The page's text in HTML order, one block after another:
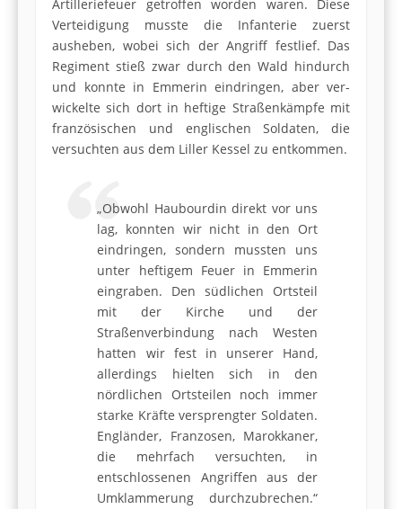
Artilleriefeuer getroffen worden waren. Diese
Verteidigung musste die Infanterie zuerst
ausheben, wobei sich der Angriff festlief. Das
Regiment stieß zwar durch den Wald hindurch
und konnte in Emmerin eindringen, aber ver­
wickelte sich dort in heftige Straßenkämpfe mit
französischen und englischen Soldaten, die
versuchten aus dem Liller Kessel zu entkommen.
„Obwohl Haubourdin direkt vor uns
lag, konnten wir nicht in den Ort
eindringen, sondern mussten uns
unter heftigem Feuer in Emmerin
eingraben. Den südlichen Ortsteil
mit der Kirche und der
Straßenverbin­dung nach Westen
hatten wir fest in unserer Hand,
allerdings hielten sich in den
nördlichen Ortsteilen noch immer
starke Kräfte versprengter Soldaten.
Engländer, Franzosen, Marokkaner,
die mehrfach versuch­ten, in
entschlossenen Angriffen aus der
Umklammerung durchzubrechen.“